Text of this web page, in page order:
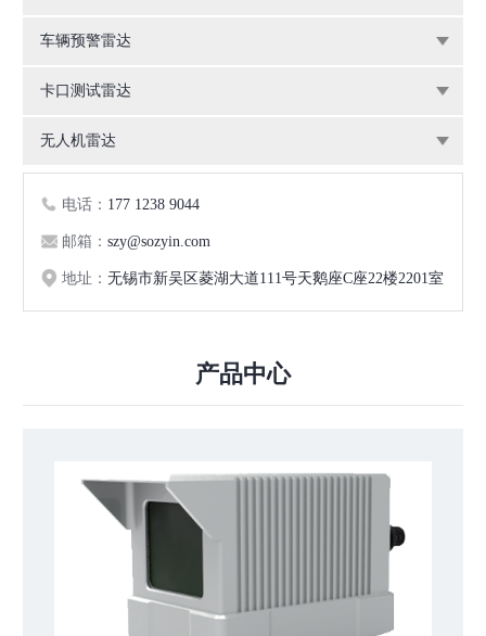
车辆预警雷达
卡口测试雷达
无人机雷达
电话： 177 1238 9044
邮箱： szy@sozyin.com
地址： 无锡市新吴区菱湖大道111号天鹅座C座22楼2201室
产品中心